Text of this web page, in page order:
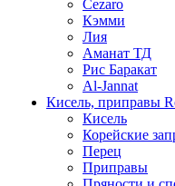
Cezaro
Кэмми
Лия
Аманат ТД
Рис Баракат
Al-Jannat
Кисель, приправы
Кисель
Корейские
Перец
Приправы